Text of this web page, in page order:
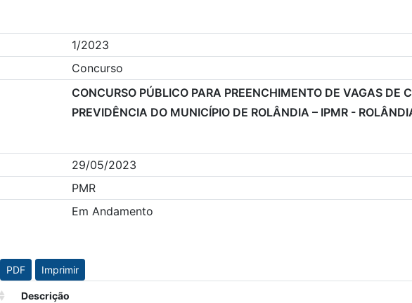
1/2023
Concurso
CONCURSO PÚBLICO PARA PREENCHIMENTO DE VAGAS DE
PREVIDÊNCIA DO MUNICÍPIO DE ROLÂNDIA – IPMR -
29/05/2023
PMR
Em Andamento
PDF Imprimir
Descrição